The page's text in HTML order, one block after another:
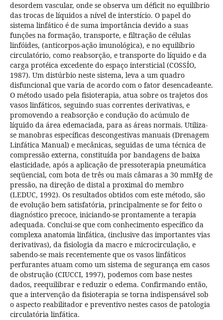
desordem vascular, onde se observa um déficit no equilíbrio
das trocas de líquidos a nível de interstício. O papel do
sistema linfático é de suma importância devido a suas
funções na formação, transporte, e filtração de células
linfóides, (anticorpos-ação imunológica), e no equilíbrio
circulatório, como reabsorção, e transporte do líquido e da
carga protéica excedente do espaço intersticial (COSSÍO,
1987). Um distúrbio neste sistema, leva a um quadro
disfuncional que varia de acordo com o fator desencadeante.
O método usado pela fisioterapia, atua sobre os trajetos dos
vasos linfáticos, seguindo suas correntes derivativas, e
promovendo a reabsorção e condução do acúmulo de
líquido da área edemaciada, para as áreas normais. Utiliza-
se manobras específicas descongestivas manuais (Drenagem
Linfática Manual) e mecânicas, seguidas de uma técnica de
compressão externa, constituída por bandagens de baixa
elasticidade, após a aplicação de pressoterapia pneumática
seqüencial, com bota de três ou mais câmaras a 30 mmHg de
pressão, na direção de distal a proximal do membro
(LEDUC, 1992). Os resultados obtidos com este método, são
de evolução bem satisfatória, principalmente se for feito o
diagnóstico precoce, iniciando-se prontamente a terapia
adequada. Conclui-se que com conhecimento específico da
complexa anatomia linfática, (inclusive das importantes vias
derivativas), da fisiologia da macro e microcirculação, e
sabendo-se mais recentemente que os vasos linfáticos
perfurantes atuam como um sistema de segurança em casos
de obstrução (CIUCCI, 1997), podemos com base nestes
dados, reequilibrar e reduzir o edema. Confirmando então,
que a intervenção da fisioterapia se torna indispensável sob
o aspecto reabilitador e preventivo nestes casos de patologia
circulatória linfática.